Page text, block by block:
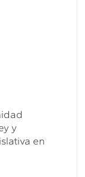
y
en